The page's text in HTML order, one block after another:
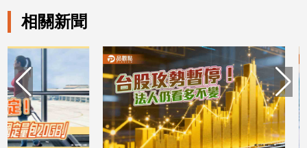
消
費
健
康/
親
子/
感
情
藝
相關新聞